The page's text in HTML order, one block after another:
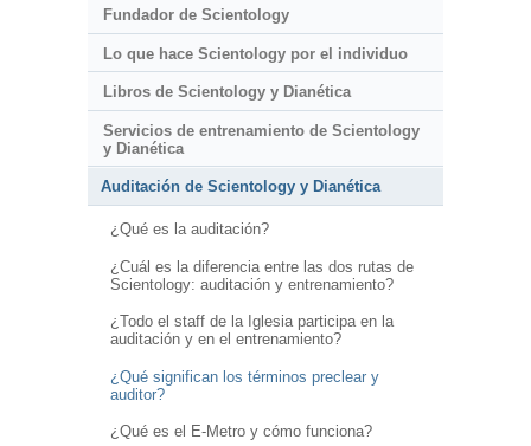
Fundador de Scientology
Lo que hace Scientology por el individuo
Libros de Scientology y Dianética
Servicios de entrenamiento de Scientology
y Dianética
Auditación de Scientology y Dianética
¿Qué es la auditación?
¿Cuál es la diferencia entre las dos rutas de
Scientology: auditación y entrenamiento?
¿Todo el staff de la Iglesia participa en la
auditación y en el entrenamiento?
¿Qué significan los términos preclear y
auditor?
¿Qué es el E-Metro y cómo funciona?